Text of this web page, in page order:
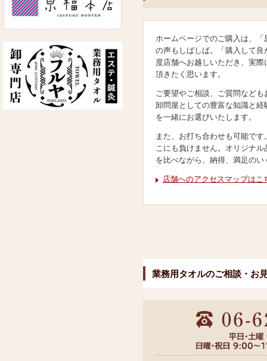
ホームページでのご購入は、
の声もしばしば。「購入して
度店舗へお越しいただき、実
頂きたく思います。
ご要望やご相談、ご質問など
卸問屋としての豊富な知識と
を一緒にお選びいたします。
また、お打ち合わせも可能で
こにも負けません。オリジナ
を比べながら、納得、満足の
店舗へのアクセスマップはこ
業務用タオルのご相談・お